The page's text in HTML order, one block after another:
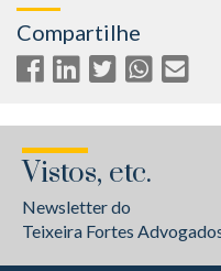
Compartilhe
Vistos, etc.
Newsletter do
Teixeira Fortes